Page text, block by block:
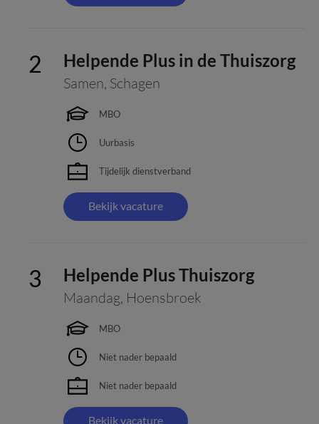
Helpende Plus in de Thuiszorg
Samen, Schagen
MBO
Uurbasis
Tijdelijk dienstverband
Bekijk vacature
Helpende Plus Thuiszorg
Maandag, Hoensbroek
MBO
Niet nader bepaald
Niet nader bepaald
Bekijk vacature